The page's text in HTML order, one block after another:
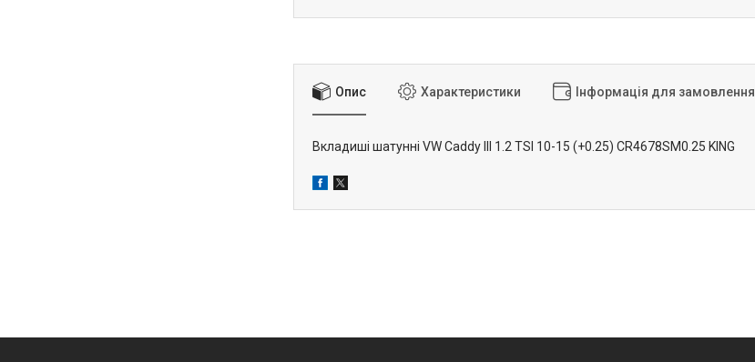
Опис Характеристики Інформація для замовлення
Вкладиші шатунні VW Caddy III 1.2 TSI 10-15 (+0.25) CR4678SM0.25 KING